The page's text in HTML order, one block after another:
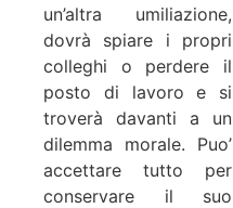
un’altra umiliazione,
dovrà spiare i propri
colleghi o perdere il
posto di lavoro e si
troverà davanti a un
dilemma morale. Puo’
accettare tutto per
conservare il suo